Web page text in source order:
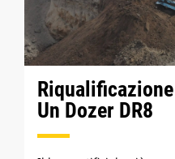
Un Dozer DR8